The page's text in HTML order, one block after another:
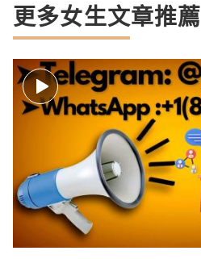
更多女生文章推薦